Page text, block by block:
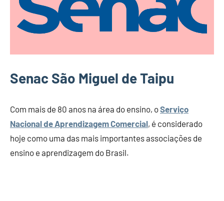
Senac São Miguel de Taipu
Com mais de 80 anos na área do ensino, oServiço
Nacional de Aprendizagem Comercial, é considerado
hoje como uma das mais importantes associações de
ensino e aprendizagem do Brasil.